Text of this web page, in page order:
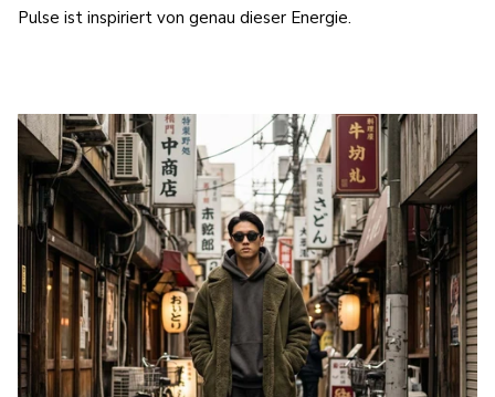
Pulse ist inspiriert von genau dieser Energie.